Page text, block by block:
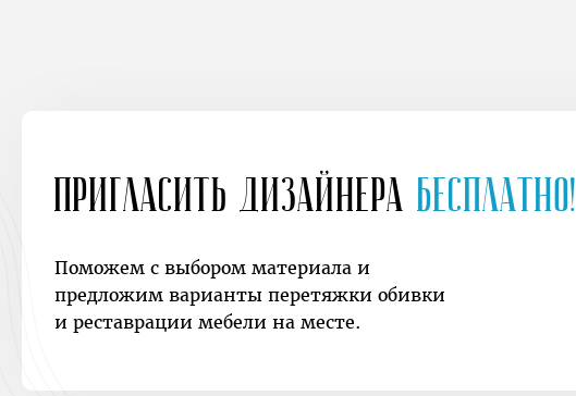
Пригласить дизайнера Бесплатно!
Поможем с выбором материала и
предложим варианты перетяжки обивки
и реставрации мебели на месте.